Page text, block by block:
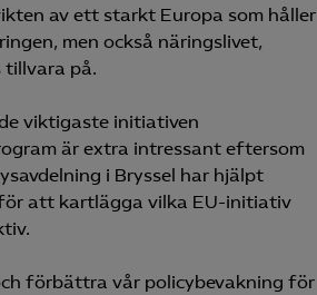
av ett starkt Europa som håller
men också näringslivet,
tillvara på.
viktigaste initiativen
är extra intressant eftersom
i Bryssel har hjälpt
att kartlägga vilka EU-initiativ
förbättra vår policybevakning för